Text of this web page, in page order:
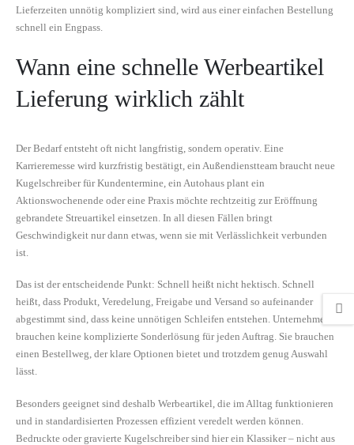
Lieferzeiten unnötig kompliziert sind, wird aus einer einfachen Bestellung
schnell ein Engpass.
Wann eine schnelle Werbeartikel
Lieferung wirklich zählt
Der Bedarf entsteht oft nicht langfristig, sondern operativ. Eine
Karrieremesse wird kurzfristig bestätigt, ein Außendienstteam braucht neue
Kugelschreiber für Kundentermine, ein Autohaus plant ein
Aktionswochenende oder eine Praxis möchte rechtzeitig zur Eröffnung
gebrandete Streuartikel einsetzen. In all diesen Fällen bringt
Geschwindigkeit nur dann etwas, wenn sie mit Verlässlichkeit verbunden
ist.
Das ist der entscheidende Punkt: Schnell heißt nicht hektisch. Schnell
heißt, dass Produkt, Veredelung, Freigabe und Versand so aufeinander
abgestimmt sind, dass keine unnötigen Schleifen entstehen. Unternehmen
brauchen keine komplizierte Sonderlösung für jeden Auftrag. Sie brauchen
einen Bestellweg, der klare Optionen bietet und trotzdem genug Auswahl
lässt.
Besonders geeignet sind deshalb Werbeartikel, die im Alltag funktionieren
und in standardisierten Prozessen effizient veredelt werden können.
Bedruckte oder gravierte Kugelschreiber sind hier ein Klassiker – nicht aus